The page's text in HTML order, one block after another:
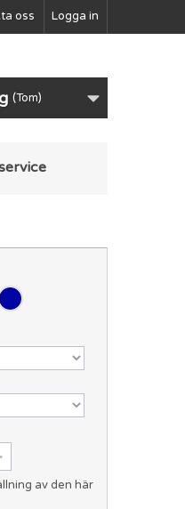
Logga in
oss
(Tom)
av den här